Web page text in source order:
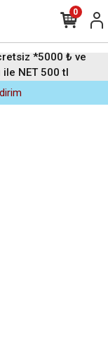
*5000 ₺ ve
ile NET 500 tl
0